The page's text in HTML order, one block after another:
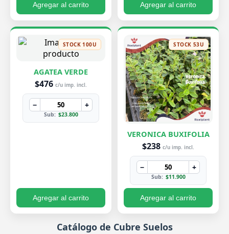
Agregar al carrito Agregar al carrito
STOCK 100U
AGATEA VERDE
$476 c/u imp. incl.
− +
Sub: $23.800
Agregar al carrito
STOCK 53U
VERONICA BUXIFOLIA
$238 c/u imp. incl.
− +
Sub: $11.900
Agregar al carrito
Catálogo de Cubre Suelos